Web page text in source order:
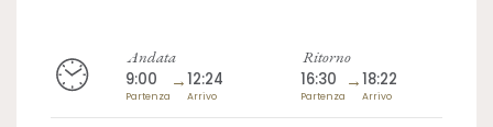
Andata
9:00
Partenza
→12:24
Arrivo
Ritorno
16:30
Partenza
→18:22
Arrivo